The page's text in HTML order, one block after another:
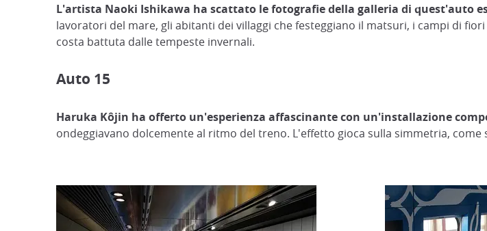
L'artista Naoki Ishikawa ha scattato le fotografie della galleria di quest'auto
lavoratori del mare, gli abitanti dei villaggi che festeggiano il matsuri, i campi di
costa battuta dalle tempeste invernali.
Auto 15
Haruka Kôjin ha offerto un'esperienza affascinante con un'installazione
ondeggiavano dolcemente al ritmo del treno. L'effetto gioca sulla simmetria,